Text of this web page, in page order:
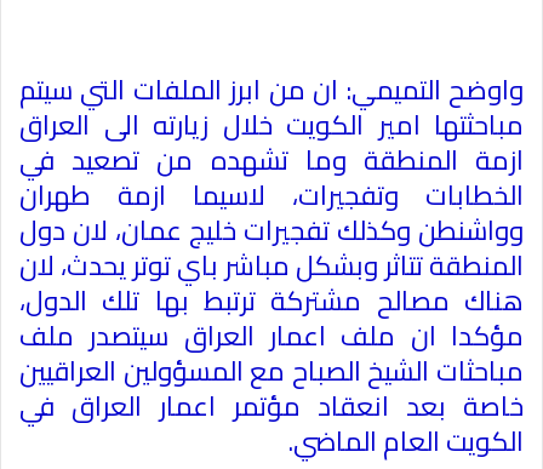
واوضح التميمي: ان من ابرز الملفات التي سيتم
مباحثتها امير الكويت خلال زيارته الى العراق
ازمة المنطقة وما تشهده من تصعيد في
الخطابات وتفجيرات، لاسيما ازمة طهران
وواشنطن وكذلك تفجيرات خليج عمان، لان دول
المنطقة تتاثر وبشكل مباشر باي توتر يحدث، لان
هناك مصالح مشتركة ترتبط بها تلك الدول،
مؤكدا ان ملف اعمار العراق سيتصدر ملف
مباحثات الشيخ الصباح مع المسؤولين العراقيين
خاصة بعد انعقاد مؤتمر اعمار العراق في
الكويت العام الماضي.